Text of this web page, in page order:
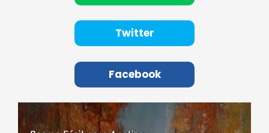
Twitter
Facebook